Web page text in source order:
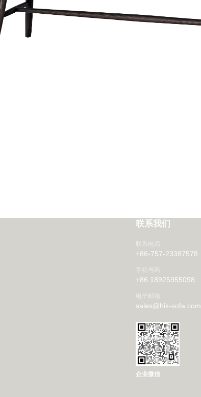
联系我们
联系电话
+86-757-23387578
手机号码
+86 18925955098
电子邮箱
sales@hik-sofa.com
企业微信